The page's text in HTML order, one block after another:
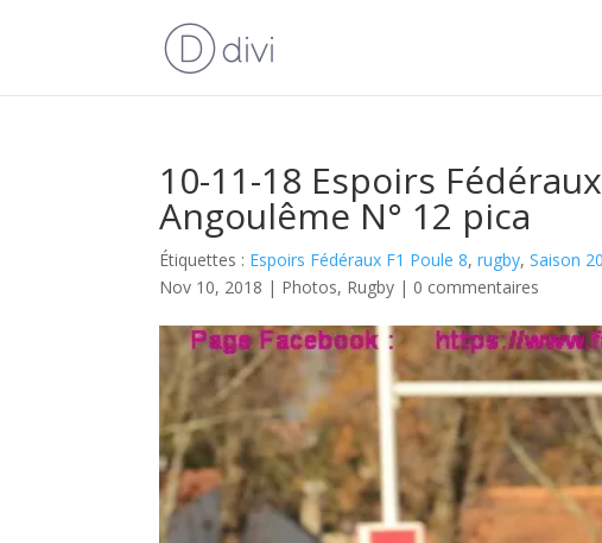
10-11-18 Espoirs
Angoulême N° 12 pica
Étiquettes : Espoirs Fédéraux F1 Poule 8,rugby,Saison
Nov 10, 2018 | Photos, Rugby | 0 commentaires